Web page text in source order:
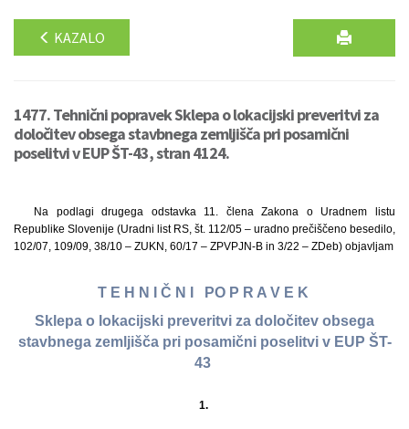
KAZALO
1477. Tehnični popravek Sklepa o lokacijski preveritvi za
določitev obsega stavbnega zemljišča pri posamični
poselitvi v EUP ŠT-43, stran 4124.
Na podlagi drugega odstavka 11. člena Zakona o Uradnem listu
Republike Slovenije (Uradni list RS, št. 112/05 – uradno prečiščeno besedilo,
102/07, 109/09, 38/10 – ZUKN, 60/17 – ZPVPJN-B in 3/22 – ZDeb) objavljam
T E H N I Č N I PO P R A V E K
Sklepa o lokacijski preveritvi za določitev obsega
stavbnega zemljišča pri posamični poselitvi v EUP ŠT-
43
1.